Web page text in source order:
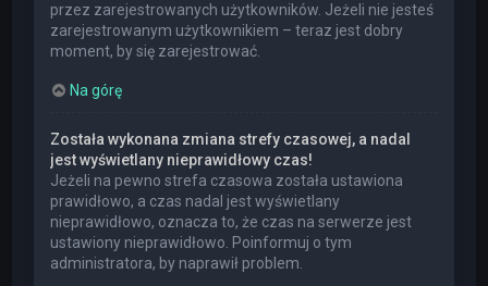
przez zarejestrowanych użytkowników. Jeżeli nie jesteś
zarejestrowanym użytkownikiem – teraz jest dobry
moment, by się zarejestrować.
Na górę
Została wykonana zmiana strefy czasowej, a nadal
jest wyświetlany nieprawidłowy czas!
Jeżeli na pewno strefa czasowa została ustawiona
prawidłowo, a czas nadal jest wyświetlany
nieprawidłowo, oznacza to, że czas na serwerze jest
ustawiony nieprawidłowo. Poinformuj o tym
administratora, by naprawił problem.